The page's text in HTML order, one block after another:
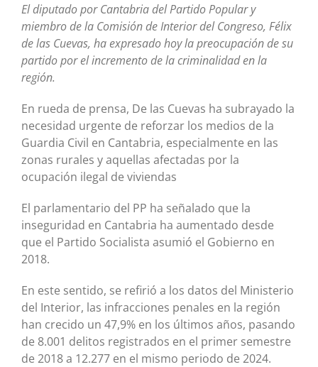
El diputado por Cantabria del Partido Popular y
miembro de la Comisión de Interior del Congreso, Félix
de las Cuevas, ha expresado hoy la preocupación de su
partido por el incremento de la criminalidad en la
región.
En rueda de prensa, De las Cuevas ha subrayado la
necesidad urgente de reforzar los medios de la
Guardia Civil en Cantabria, especialmente en las
zonas rurales y aquellas afectadas por la
ocupación ilegal de viviendas
El parlamentario del PP ha señalado que la
inseguridad en Cantabria ha aumentado desde
que el Partido Socialista asumió el Gobierno en
2018.
En este sentido, se refirió a los datos del Ministerio
del Interior, las infracciones penales en la región
han crecido un 47,9% en los últimos años, pasando
de 8.001 delitos registrados en el primer semestre
de 2018 a 12.277 en el mismo periodo de 2024.